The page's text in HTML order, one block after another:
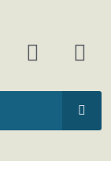
I
n
s
a
Y
o
u
t
u